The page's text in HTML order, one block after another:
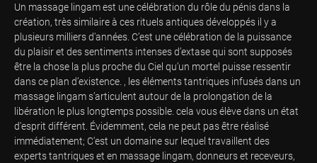
Un massage lingam est une célébration du rôle du pénis dans la
création, très similaire à ces rituels antiques développés il y a
plusieurs milliers d'années. C’est une célébration de la puissance
du plaisir et des sentiments intenses d’extase qui sont supposés
être la chose la plus proche du Ciel qu’un mortel puisse ressentir
dans ce plan d’existence. , les éléments tantriques infusés dans un
massage lingam s’articulent autour de la prolongation de la
libération le plus longtemps possible. cela vous élève dans un état
d'esprit différent. Évidemment, cela ne peut pas être réalisé
immédiatement; C'est un domaine sur lequel travaillent des
experts tantriques et en massage lingam, donneurs et receveurs,